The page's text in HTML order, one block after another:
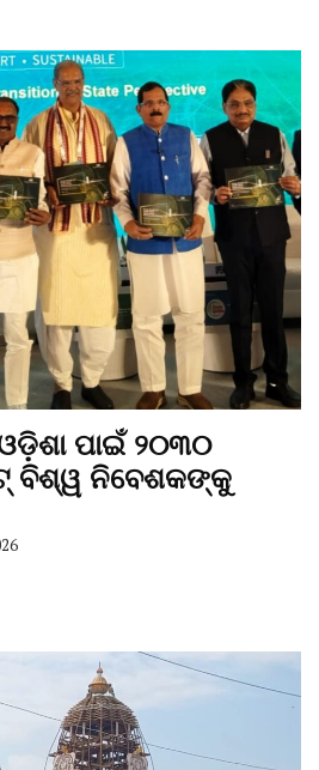
ପାଇଁ ୨୦୩୦
ବିଶ୍ୱ ନିବେଶକଙ୍କୁ